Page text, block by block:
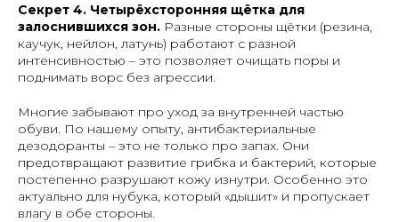
Секрет 4. Четырёхсторонняя щётка для
залоснившихся зон. Разные стороны щётки (резина,
каучук, нейлон, латунь) работают с разной
интенсивностью – это позволяет очищать поры и
поднимать ворс без агрессии.
Многие забывают про уход за внутренней частью
обуви. По нашему опыту, антибактериальные
дезодоранты – это не только про запах. Они
предотвращают развитие грибка и бактерий, которые
постепенно разрушают кожу изнутри. Особенно это
актуально для нубука, который «дышит» и пропускает
влагу в обе стороны.